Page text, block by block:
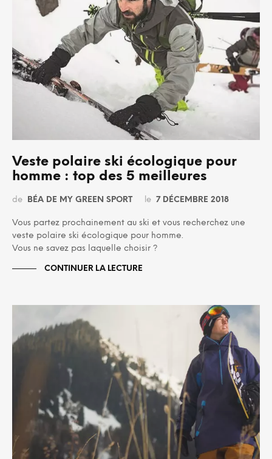
Veste polaire ski écologique pour
homme : top des 5 meilleures
de BÉA DE MY GREEN SPORT le 7 DÉCEMBRE 2018
Vous partez prochainement au ski et vous recherchez une
veste polaire ski écologique pour homme.
Vous ne savez pas laquelle choisir ?
CONTINUER LA LECTURE